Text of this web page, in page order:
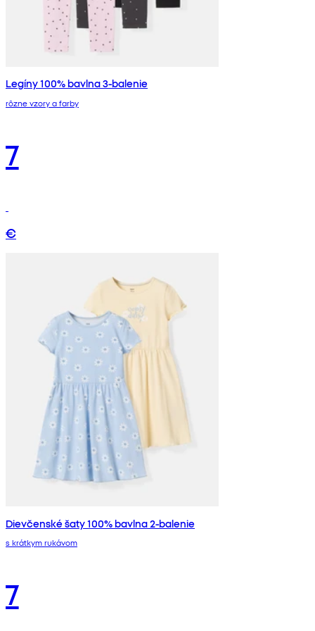
Legíny 100% bavlna 3-balenie
rôzne vzory a farby
7
€
Dievčenské šaty 100% bavlna 2-balenie
s krátkym rukávom
7